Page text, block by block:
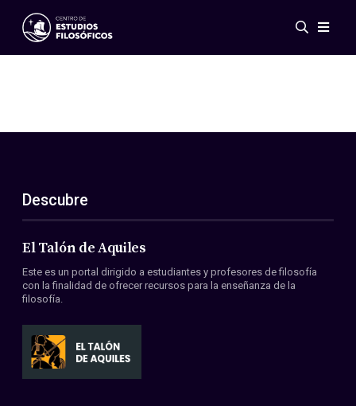
Eventos
ES
EN
Acerca de nosotros
Miembros
Convenios
Descubre
El Talón de Aquiles
Este es un portal dirigido a estudiantes y profesores de filosofía
con la finalidad de ofrecer recursos para la enseñanza de la
filosofía.